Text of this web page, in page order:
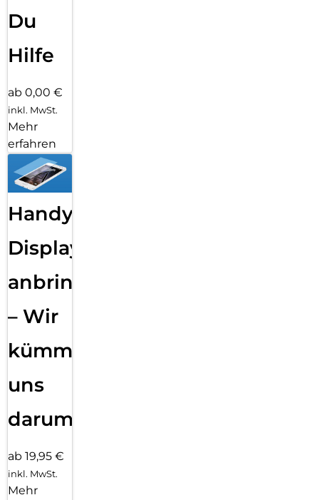
Du
Hilfe
ab 0,00 €
inkl. MwSt.
Mehr
erfahren
Handy
Displayfolie
anbringen
– Wir
kümmern
uns
darum!
ab 19,95 €
inkl. MwSt.
Mehr